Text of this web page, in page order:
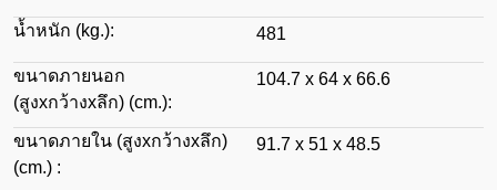
น้ำหนัก (kg.): 481
ขนาดภายนอก
(สูงxกว้างxลึก) (cm.):
104.7 x 64 x 66.6
ขนาดภายใน (สูงxกว้างxลึก)
(cm.) :
91.7 x 51 x 48.5